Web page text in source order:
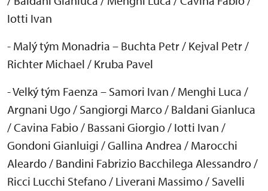
Iotti Ivan
- Malý tým Monadria – Buchta Petr / Kejval Petr /
Richter Michael / Kruba Pavel
- Velký tým Faenza – Samori Ivan / Menghi Luca /
Argnani Ugo / Sangiorgi Marco / Baldani Gianluca
/ Cavina Fabio / Bassani Giorgio / Iotti Ivan /
Gondoni Gianluigi / Gallina Andrea / Marocchi
Aleardo / Bandini Fabrizio Bacchilega Alessandro /
Ricci Lucchi Stefano / Liverani Massimo / Savelli